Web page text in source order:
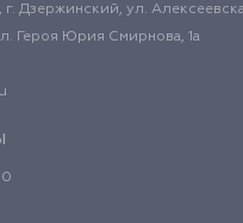
Дзержинский, ул.
Героя Юрия Смирнова, 1а